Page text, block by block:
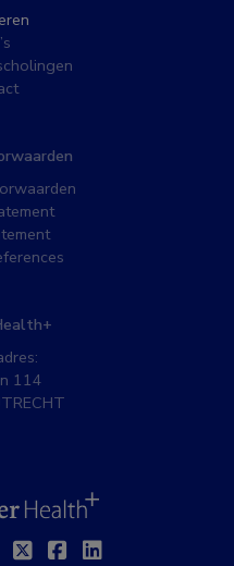
114
BSL
TwitterFacebook
Linkedin